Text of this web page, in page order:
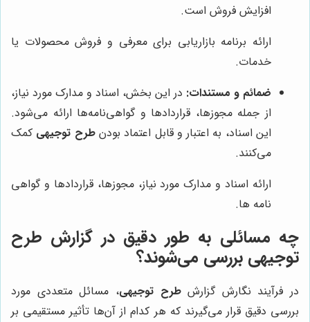
افزایش فروش است.
ارائه برنامه بازاریابی برای معرفی و فروش محصولات یا
خدمات.
ضمائم و مستندات: در این بخش، اسناد و مدارک مورد نیاز،
از جمله مجوزها، قراردادها و گواهی‌نامه‌ها ارائه می‌شود.
این اسناد، به اعتبار و قابل اعتماد بودنطرح توجیهی کمک
می‌کنند.
ارائه اسناد و مدارک مورد نیاز، مجوزها، قراردادها و گواهی
نامه ها.
چه مسائلی به طور دقیق در گزارش طرح
توجیهی بررسی می‌شوند؟
در فرآیند نگارش گزارشطرح توجیهی، مسائل متعددی مورد
بررسی دقیق قرار می‌گیرند که هر کدام از آن‌ها تأثیر مستقیمی بر